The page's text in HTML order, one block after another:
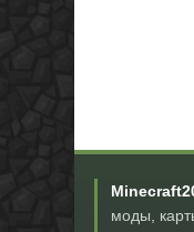
моды,